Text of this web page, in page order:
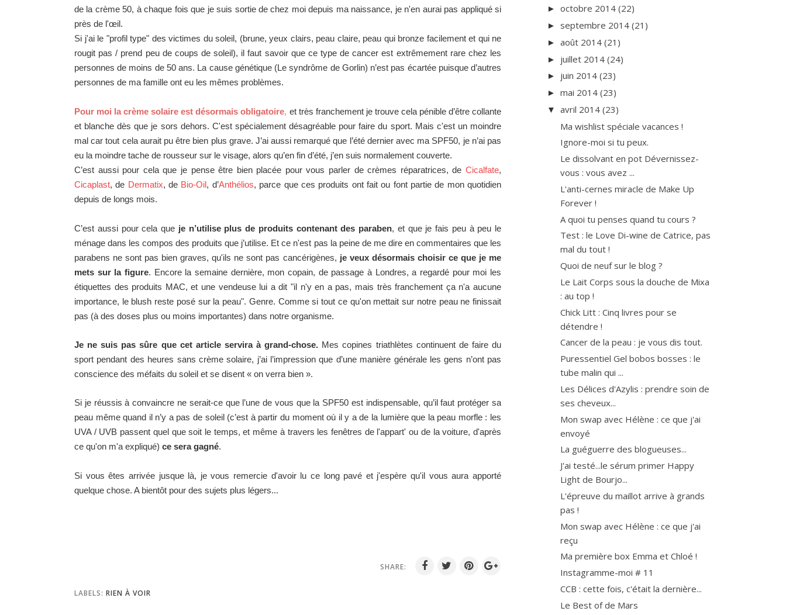
de la crème 50, à chaque fois que je suis sortie de chez moi depuis ma naissance, je n'en aurai pas appliqué si
près de l'œil.
Si j'ai le "profil type" des victimes du soleil, (brune, yeux clairs, peau claire, peau qui bronze facilement et qui ne
rougit pas / prend peu de coups de soleil), il faut savoir que ce type de cancer est extrêmement rare chez les
personnes de moins de 50 ans. La cause génétique (Le syndrôme de Gorlin) n’est pas écartée puisque d’autres
personnes de ma famille ont eu les mêmes problèmes.
Pour moi la crème solaire est désormais obligatoire, et très franchement je trouve cela pénible d’être collante
et blanche dès que je sors dehors. C'est spécialement désagréable pour faire du sport. Mais c'est un moindre
mal car tout cela aurait pu être bien plus grave. J’ai aussi remarqué que l’été dernier avec ma SPF50, je n’ai pas
eu la moindre tache de rousseur sur le visage, alors qu’en fin d’été, j’en suis normalement couverte.
C’est aussi pour cela que je pense être bien placée pour vous parler de crèmes réparatrices, de Cicalfate,
Cicaplast, de Dermatix, de Bio-Oil, d’Anthélios, parce que ces produits ont fait ou font partie de mon quotidien
depuis de longs mois.
C’est aussi pour cela que je n’utilise plus de produits contenant des paraben, et que je fais peu à peu le
ménage dans les compos des produits que j’utilise. Et ce n'est pas la peine de me dire en commentaires que les
parabens ne sont pas bien graves, qu'ils ne sont pas cancérigènes, je veux désormais choisir ce que je me
mets sur la figure. Encore la semaine dernière, mon copain, de passage à Londres, a regardé pour moi les
étiquettes des produits MAC, et une vendeuse lui a dit "il n'y en a pas, mais très franchement ça n'a aucune
importance, le blush reste posé sur la peau". Genre. Comme si tout ce qu'on mettait sur notre peau ne finissait
pas (à des doses plus ou moins importantes) dans notre organisme.
Je ne suis pas sûre que cet article servira à grand-chose. Mes copines triathlètes continuent de faire du
sport pendant des heures sans crème solaire, j’ai l’impression que d’une manière générale les gens n’ont pas
conscience des méfaits du soleil et se disent « on verra bien ».
Si je réussis à convaincre ne serait-ce que l’une de vous que la SPF50 est indispensable, qu’il faut protéger sa
peau même quand il n’y a pas de soleil (c’est à partir du moment où il y a de la lumière que la peau morfle : les
UVA / UVB passent quel que soit le temps, et même à travers les fenêtres de l'appart' ou de la voiture, d'après
ce qu'on m'a expliqué) ce sera gagné.
Si vous êtes arrivée jusque là, je vous remercie d'avoir lu ce long pavé et j'espère qu'il vous aura apporté
quelque chose. A bientôt pour des sujets plus légers...
SHARE:
LABELS: RIEN À VOIR
► octobre 2014 (22)
► septembre 2014 (21)
► août 2014 (21)
► juillet 2014 (24)
► juin 2014 (23)
► mai 2014 (23)
▼ avril 2014 (23)
Ma wishlist spéciale vacances !
Ignore-moi si tu peux.
Le dissolvant en pot Dévernissez-
vous : vous avez ...
L'anti-cernes miracle de Make Up
Forever !
A quoi tu penses quand tu cours ?
Test : le Love Di-wine de Catrice, pas
mal du tout !
Quoi de neuf sur le blog ?
Le Lait Corps sous la douche de Mixa
: au top !
Chick Litt : Cinq livres pour se
détendre !
Cancer de la peau : je vous dis tout.
Puressentiel Gel bobos bosses : le
tube malin qui ...
Les Délices d'Azylis : prendre soin de
ses cheveux...
Mon swap avec Hélène : ce que j'ai
envoyé
La guéguerre des blogueuses...
J'ai testé...le sérum primer Happy
Light de Bourjo...
L'épreuve du maillot arrive à grands
pas !
Mon swap avec Hélène : ce que j'ai
reçu
Ma première box Emma et Chloé !
Instagramme-moi # 11
CCB : cette fois, c'était la dernière...
Le Best of de Mars